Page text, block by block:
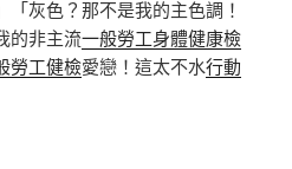
灰色？那不是我的主色調！
的非主流一般勞工身體健康檢
勞工健檢愛戀！這太不水行動